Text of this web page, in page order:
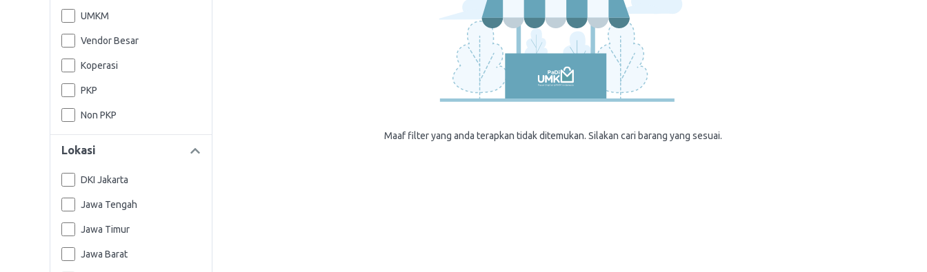
UMKM
Vendor Besar
Koperasi
PKP
Non PKP
Lokasi
DKI Jakarta
Jawa Tengah
Jawa Timur
Jawa Barat
Maaf filter yang anda terapkan tidak ditemukan. Silakan cari barang yang sesuai.